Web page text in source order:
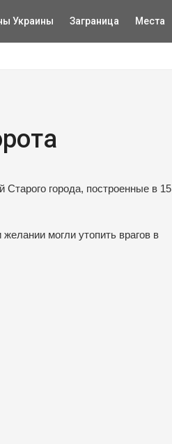
Украины Заграница Места
города, построенные в 15
могли утопить врагов в